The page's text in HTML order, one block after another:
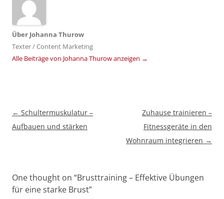
Über Johanna Thurow
Texter / Content Marketing
Alle Beiträge von Johanna Thurow anzeigen →
Beitragsnavigation
← Schultermuskulatur –
Aufbauen und stärken
Zuhause trainieren –
Fitnessgeräte in den
Wohnraum integrieren →
One thought on “Brusttraining – Effektive Übungen
für eine starke Brust”